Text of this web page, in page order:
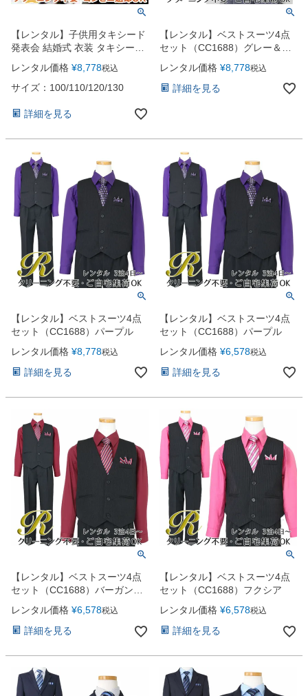
【レンタル】子供用タキシード
発表会 結婚式 衣装 タキシード
SK（ジャケット・シャツ・蝶タ
イ・カマーベルト・長ズボン5
点セット）
レンタル価格 ¥8,778税込
サイズ：100/110/120/130
詳細を見る
【レンタル】ベストスーツ4点
セット（CC1688）グレー＆シ
レンタル価格 ¥8,778税込
詳細を見る
【レンタル】ベストスーツ4点
セット（CC1688）パープル
レンタル価格 ¥8,778税込
詳細を見る
【レンタル】ベストスーツ4点
セット（CC1688）パープル
レンタル価格 ¥6,578税込
詳細を見る
【レンタル】ベストスーツ4点
セット（CC1688）バーガンデ
レンタル価格 ¥6,578税込
詳細を見る
【レンタル】ベストスーツ4点
セット（CC1688）フクシア
レンタル価格 ¥6,578税込
詳細を見る